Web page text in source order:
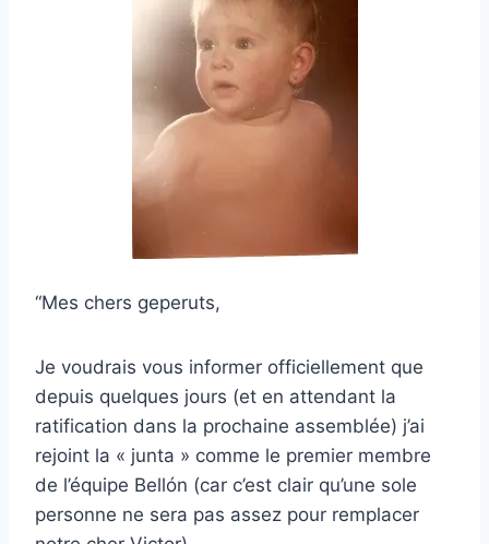
“Mes chers geperuts,
Je voudrais vous informer officiellement que
depuis quelques jours (et en attendant la
ratification dans la prochaine assemblée) j’ai
rejoint la « junta » comme le premier membre
de l’équipe Bellón (car c’est clair qu’une sole
personne ne sera pas assez pour remplacer